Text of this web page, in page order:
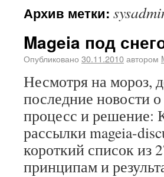
Архив метки:
Mageia под
Опубликовано 30.11.2010автором
Несмотря на мороз,
последние новости
процесс и решение:
рассылки mageia-
короткий список из
принципам и